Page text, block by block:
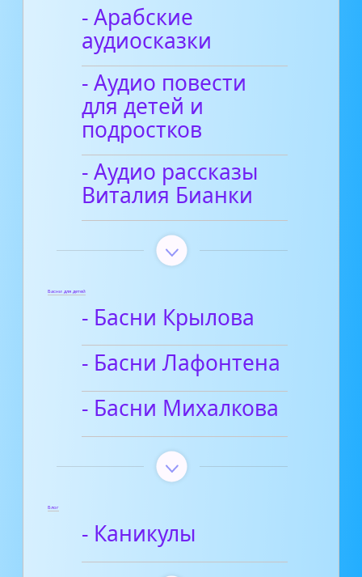
- Арабские
аудиосказки
- Аудио повести
для детей и
подростков
- Аудио рассказы
Виталия Бианки
Басни для детей
- Басни Крылова
- Басни Лафонтена
- Басни Михалкова
Блог
- Каникулы